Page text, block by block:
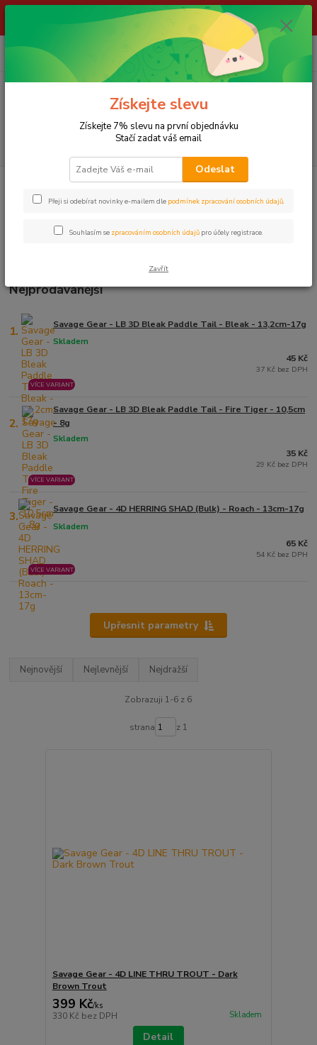
ŽIVÉ NÁSTRAHY !!! NEPOSÍLÁME !!! - ODBĚR POUZE NA NAŠÍ
za
VLÁČECÍ NÁSTRAHY Gumové nástrahy SAVAGE GEAR
SAVAGE GEAR
Nejprodávanější
1. Savage Gear - LB 3D Bleak Paddle Tail - Bleak - 13,2cm-17g
Skladem
VÍCE VARIANT
45 Kč
37 Kč bez DPH
2.
Savage Gear - LB 3D Bleak Paddle Tail - Fire Tiger - 10,5cm
- 8g
Skladem
VÍCE VARIANT
35 Kč
29 Kč bez DPH
3. Savage Gear - 4D HERRING SHAD (Bulk) - Roach - 13cm-17g
Skladem
VÍCE VARIANT
65 Kč
54 Kč bez DPH
Upřesnit parametry
Nejnovější Nejlevnější Nejdražší
Zobrazuji 1-6 z 6
strana z 1
Savage Gear - 4D LINE THRU TROUT - Dark
Brown Trout
399 Kč/ks
330 Kč bez DPH Skladem
Detail
Získejte slevu
Získejte 7% slevu na první objednávku
Stačí zadat váš email
Odeslat
Přeji si odebírat novinky e-mailem dle podmínek zpracování osobních údajů.
Souhlasím se zpracováním osobních údajů pro účely registrace.
Zavřít